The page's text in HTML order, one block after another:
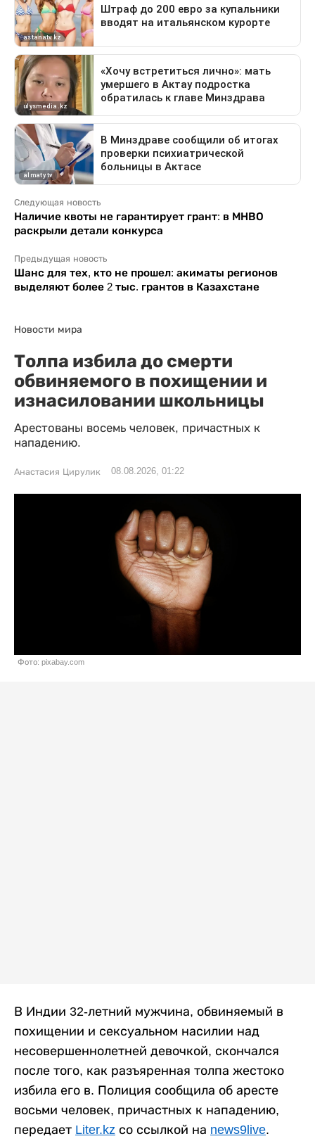
Следующая новость
Наличие квоты не гарантирует грант: в МНВО
раскрыли детали конкурса
Предыдущая новость
Шанс для тех, кто не прошел: акиматы регионов
выделяют более 2 тыс. грантов в Казахстане
Новости мира
Толпа избила до смерти
обвиняемого в похищении и
изнасиловании школьницы
Арестованы восемь человек, причастных к
нападению.
Анастасия Цирулик 08.08.2026, 01:22
Фото: pixabay.com
В Индии 32-летний мужчина, обвиняемый в
похищении и сексуальном насилии над
несовершеннолетней девочкой, скончался
после того, как разъяренная толпа жестоко
избила его в. Полиция сообщила об аресте
восьми человек, причастных к нападению,
передает Liter.kz со ссылкой на news9live.